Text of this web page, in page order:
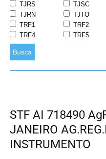
TJRS
TJSC
TJRN
TJTO
TRF1
TRF2
TRF4
TRF5
Busca
STF AI 718490
JANEIRO
INSTRUMENTO